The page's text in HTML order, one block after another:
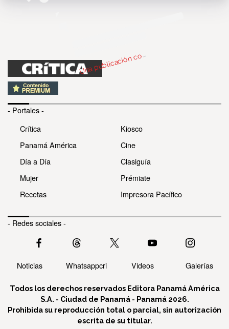
U
om
2)
- Portales -
Crítica
Panamá América
Día a Día
Mujer
Recetas
Kiosco
Cine
Clasiguía
Prémiate
Impresora Pacífico
- Redes sociales -
Noticias Whatsappcri Videos Galerías
Todos los derechos reservados Editora Panamá América
S.A. - Ciudad de Panamá - Panamá 2026.
Prohibida su reproducción total o parcial, sin autorización
escrita de su titular.